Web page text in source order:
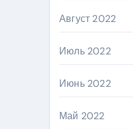
Август 2022
Июль 2022
Июнь 2022
Май 2022